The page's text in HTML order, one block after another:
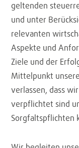
geltenden
und unter
relevanten
Aspekte und
Ziele und der
Mittelpunkt
verlassen, dass
verpflichtet sind
Sorgfaltspflichten